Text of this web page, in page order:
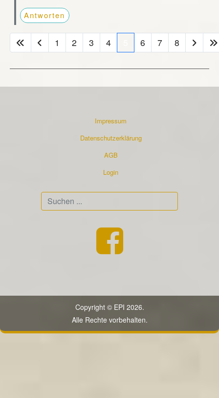
Antworten
1 2 3 4 6 7 8
Impressum
Datenschutzerklärung
AGB
Login
Copyright © EPI 2026.
Alle Rechte vorbehalten.